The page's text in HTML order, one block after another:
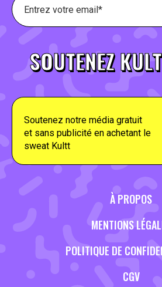
SOUTENEZ
Soutenez notre média gratuit
et sans publicité en achetant le
sweat Kultt
À PROPOS
MENTIONS
POLITIQUE DE
CGV